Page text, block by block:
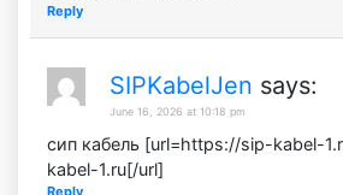
Reply
SIPKabelJen says:
June 16, 2026 at 10:18 pm
сип кабель [url=https://sip-kabel-
kabel-1.ru[/url]